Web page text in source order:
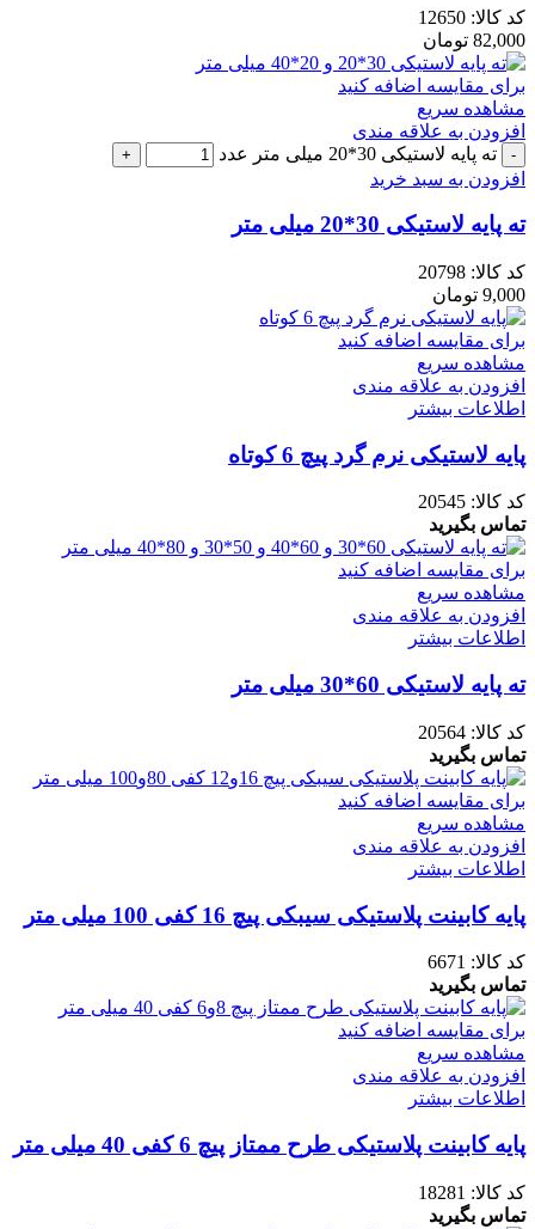
کد کالا: 12650
82,000 تومان
برای مقایسه اضافه کنید
مشاهده سریع
افزودن به علاقه مندی
ته پایه لاستیکی 30*20 میلی متر عدد
افزودن به سبد خرید
ته پایه لاستیکی 30*20 میلی متر
کد کالا: 20798
9,000 تومان
برای مقایسه اضافه کنید
مشاهده سریع
افزودن به علاقه مندی
اطلاعات بیشتر
پایه لاستیکی نرم گرد پیچ 6 کوتاه
کد کالا: 20545
تماس بگیرید
برای مقایسه اضافه کنید
مشاهده سریع
افزودن به علاقه مندی
اطلاعات بیشتر
ته پایه لاستیکی 60*30 میلی متر
کد کالا: 20564
تماس بگیرید
برای مقایسه اضافه کنید
مشاهده سریع
افزودن به علاقه مندی
اطلاعات بیشتر
پایه کابینت پلاستیکی سیبکی پیچ 16 کفی 100 میلی متر
کد کالا: 6671
تماس بگیرید
برای مقایسه اضافه کنید
مشاهده سریع
افزودن به علاقه مندی
اطلاعات بیشتر
پایه کابینت پلاستیکی طرح ممتاز پیچ 6 کفی 40 میلی متر
کد کالا: 18281
تماس بگیرید